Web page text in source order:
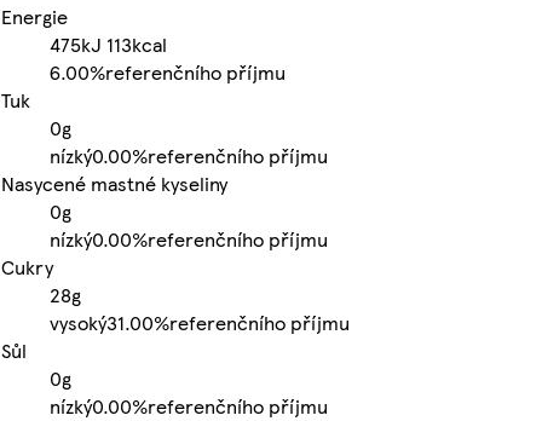
Energie
475kJ 113kcal
6.00%referenčního příjmu
Tuk
0g
nízký0.00%referenčního příjmu
Nasycené mastné kyseliny
0g
nízký0.00%referenčního příjmu
Cukry
28g
vysoký31.00%referenčního příjmu
Sůl
0g
nízký0.00%referenčního příjmu